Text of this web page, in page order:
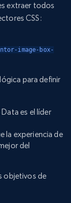
extraer todos
CSS:
image-box-
para definir
es el líder
la experiencia de
del
objetivos de